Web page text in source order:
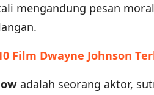
mengandung pesan
Film Dwayne Johnson
adalah seorang aktor,